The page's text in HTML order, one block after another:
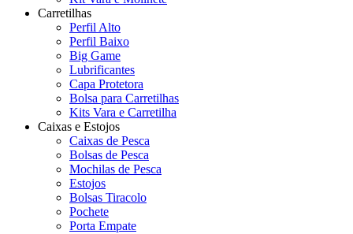
Carretilhas
Perfil Alto
Perfil Baixo
Big Game
Lubrificantes
Capa Protetora
Bolsa para Carretilhas
Kits Vara e Carretilha
Caixas e Estojos
Caixas de Pesca
Bolsas de Pesca
Mochilas de Pesca
Estojos
Bolsas Tiracolo
Pochete
Porta Empate